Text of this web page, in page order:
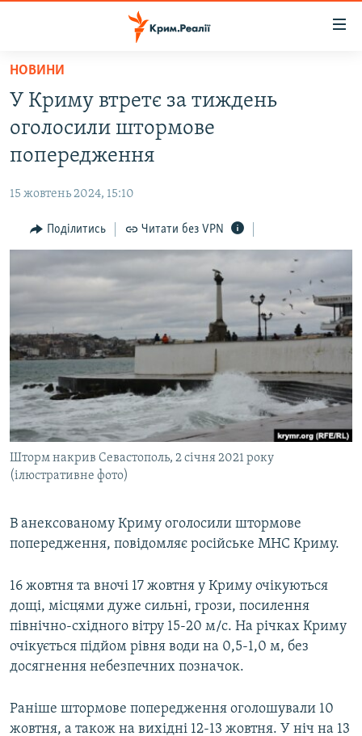
Перейти
основного
матеріалу
до
основної
Перейти
до
ВОДА.КРИМ
БЛОГИ
ПОГЛЯД
СПЕЦПРОЕКТИ
ДЕПОРТАЦІЯ
ВІДЕОУРОКИ «ELIFBE»
СВІДЧЕННЯ ОКУПАЦІЇ
УКРАЇНСЬКА ПРОБЛЕМА КРИМУ
ІНФОГРАФІКА
ЯК ОБІЙТИ БЛОКУВАННЯ
Русский
Qırımtatar
ДОЛУЧАЙСЯ!
Усі сайти RFE/RL
НОВИНИ
У Криму втретє за тиждень
оголосили штормове
попередження
15 жовтень 2024, 15:10
Поділитись Читати без VPN
Шторм накрив Севастополь, 2 січня 2021 року
(ілюстративне фото)
В анексованому Криму оголосили штормове
попередження, повідомляє російське МНС Криму.
16 жовтня та вночі 17 жовтня у Криму очікуються
дощі, місцями дуже сильні, грози, посилення
північно-східного вітру 15-20 м/с. На річках Криму
очікується підйом рівня води на 0,5-1,0 м, без
досягнення небезпечних позначок.
Раніше штормове попередження оголошували 10
жовтня, а також на вихідні 12-13 жовтня. У ніч на 13